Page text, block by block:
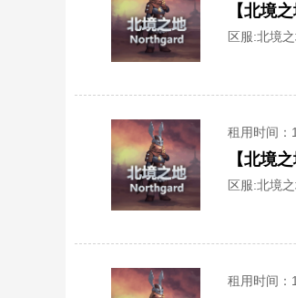
【北境
区服:北境
租用时间
【北境
区服:北境
租用时间